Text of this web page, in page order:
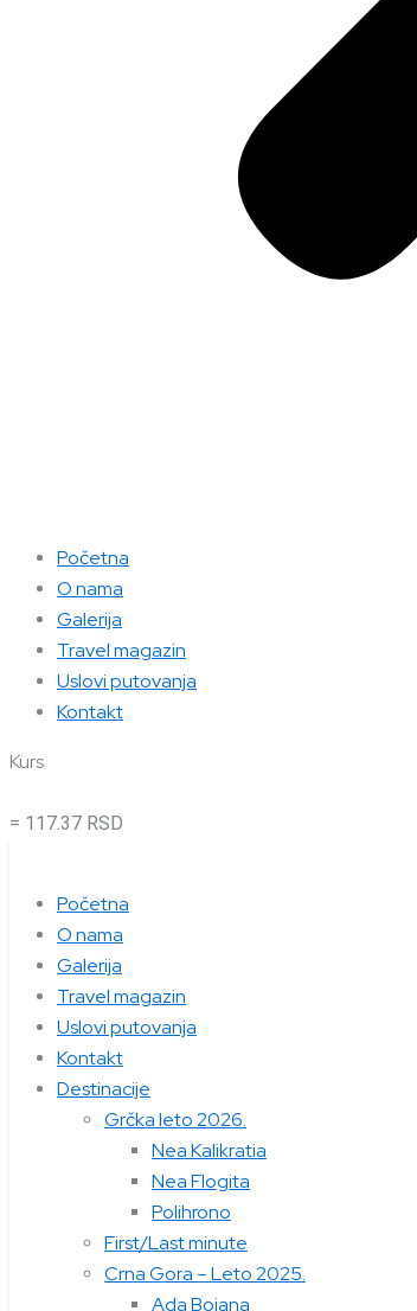
Početna
O nama
Galerija
Travel magazin
Uslovi putovanja
Kontakt
Kurs
= 117.37 RSD
Početna
O nama
Galerija
Travel magazin
Uslovi putovanja
Kontakt
Destinacije
Grčka leto 2026.
Nea Kalikratia
Nea Flogita
Polihrono
First/Last minute
Crna Gora – Leto 2025.
Ada Bojana